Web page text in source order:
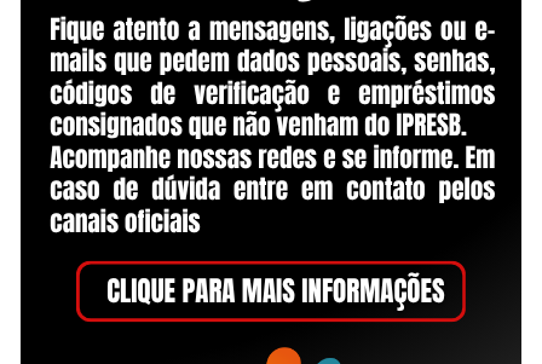
PESQUISA AVANÇADA
Convite 0007 / 2018